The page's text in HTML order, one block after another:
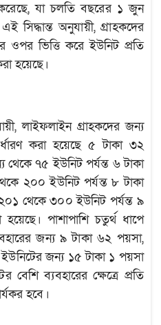
যা চলতি বছরের ১ জুন
সিদ্ধান্ত অনুযায়ী, গ্রাহকদের
ওপর ভিত্তি করে ইউনিট প্রতি
হয়েছে।
লাইফলাইন গ্রাহকদের জন্য
করা হয়েছে ৫ টাকা ৩২
থেকে ৭৫ ইউনিট পর্যন্ত ৬ টাকা
২০০ ইউনিট পর্যন্ত ৮ টাকা
থেকে ৩০০ ইউনিট পর্যন্ত ৯
পাশাপাশি চতুর্থ ধাপে
জন্য ৯ টাকা ৬২ পয়সা,
জন্য ১৫ টাকা ১ পয়সা
ব্যবহারের ক্ষেত্রে প্রতি
হবে।